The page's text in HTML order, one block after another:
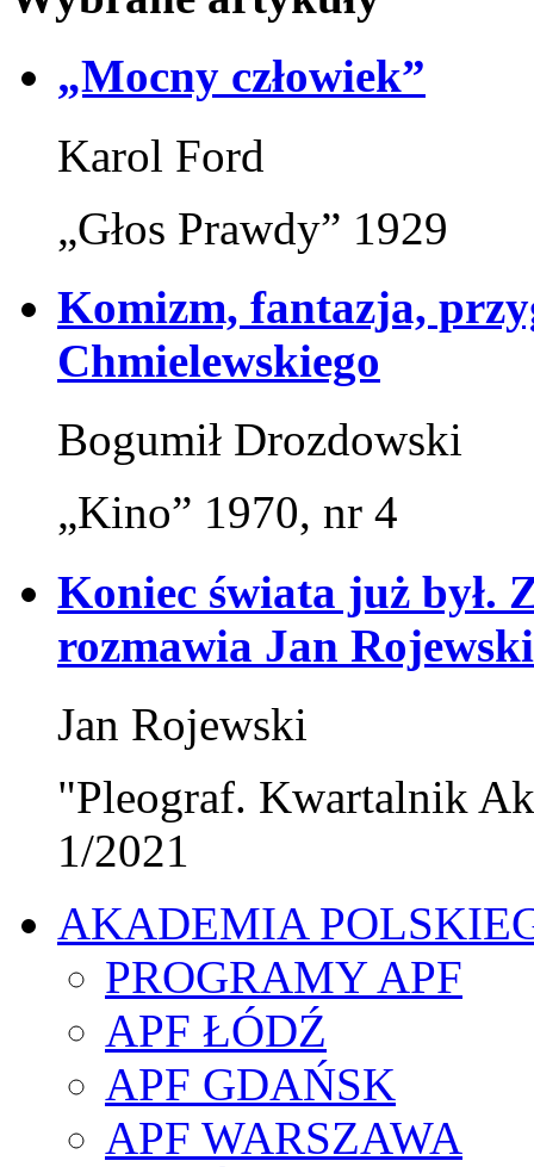
„Mocny człowiek”
Karol Ford
„Głos Prawdy” 1929
Komizm, fantazja,
Chmielewskiego
Bogumił Drozdowski
„Kino” 1970, nr 4
Koniec świata już był.
rozmawia Jan Rojewski
Jan Rojewski
"Pleograf. Kwartalnik
1/2021
AKADEMIA
PROGRAMY APF
APF ŁÓDŹ
APF GDAŃSK
APF WARSZAWA